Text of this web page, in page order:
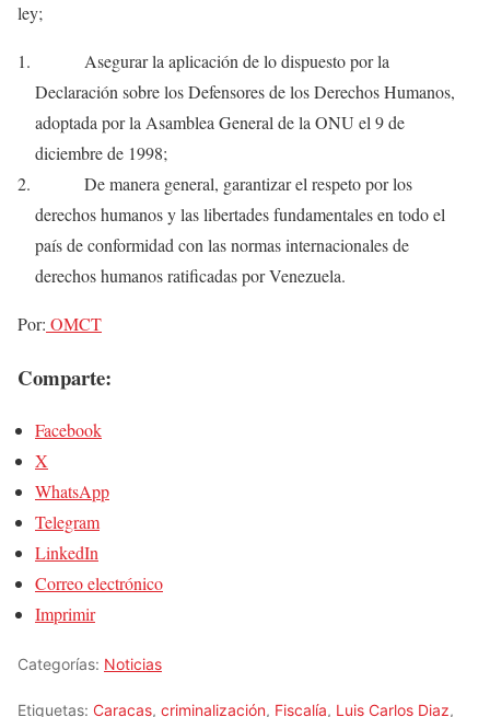
ley;
Asegurar la aplicación de lo dispuesto por la
Declaración sobre los Defensores de los Derechos Humanos,
adoptada por la Asamblea General de la ONU el 9 de
diciembre de 1998;
De manera general, garantizar el respeto por los
derechos humanos y las libertades fundamentales en todo el
país de conformidad con las normas internacionales de
derechos humanos ratificadas por Venezuela.
Por: OMCT
Comparte:
Facebook
X
WhatsApp
Telegram
LinkedIn
Correo electrónico
Imprimir
Categorías: Noticias
Etiquetas: Caracas, criminalización, Fiscalía, Luis Carlos Diaz,